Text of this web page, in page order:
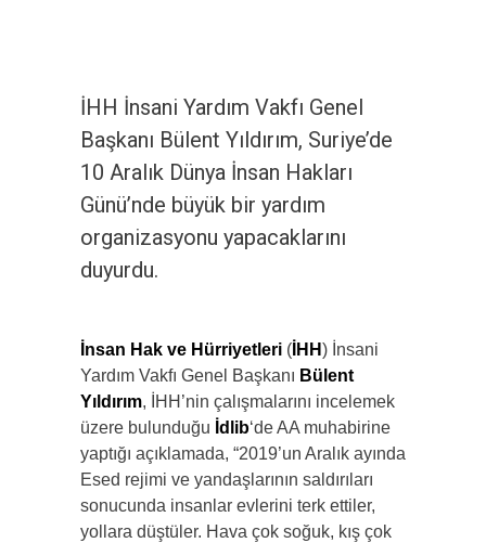
İHH İnsani Yardım Vakfı Genel
Başkanı Bülent Yıldırım, Suriye’de
10 Aralık Dünya İnsan Hakları
Günü’nde büyük bir yardım
organizasyonu yapacaklarını
duyurdu.
İnsan Hak ve Hürriyetleri ( İHH) İnsani
Yardım Vakfı Genel Başkanı Bülent
Yıldırım, İHH’nin çalışmalarını incelemek
üzere bulunduğu İdlib‘de AA muhabirine
yaptığı açıklamada, “2019’un Aralık ayında
Esed rejimi ve yandaşlarının saldırıları
sonucunda insanlar evlerini terk ettiler,
yollara düştüler. Hava çok soğuk, kış çok